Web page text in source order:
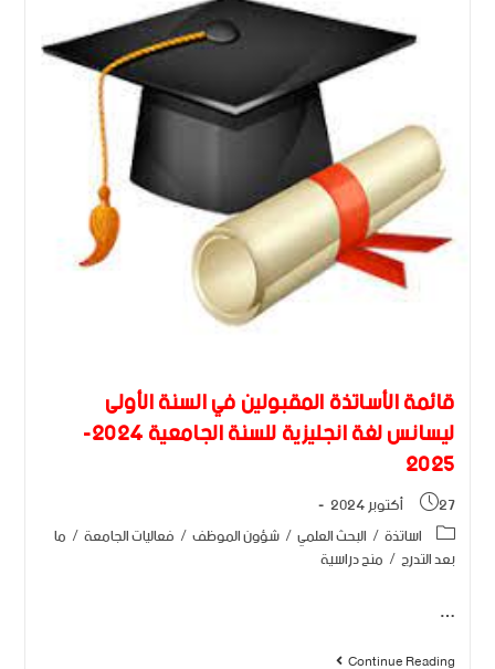
قائمة الأساتذة المقبولين في السنة الأولى
ليسانس لغة انجليزية للسنة الجامعية 2024-
2025
27 أكتوبر 2024
اساتذة/ البحث العلمي/شؤون الموظف/ فعاليات الجامعة/ ما
بعد التدرج/ منح دراسية
…
Continue Reading